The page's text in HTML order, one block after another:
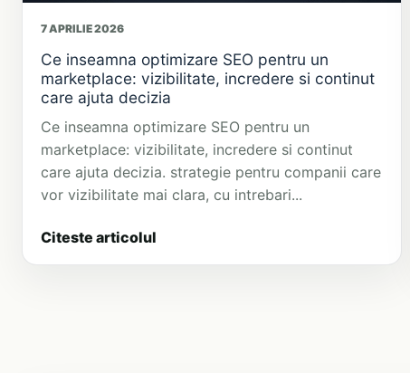
7 APRILIE 2026
Ce inseamna optimizare SEO pentru un
marketplace: vizibilitate, incredere si continut
care ajuta decizia
Ce inseamna optimizare SEO pentru un
marketplace: vizibilitate, incredere si continut
care ajuta decizia. strategie pentru companii care
vor vizibilitate mai clara, cu intrebari...
Citeste articolul